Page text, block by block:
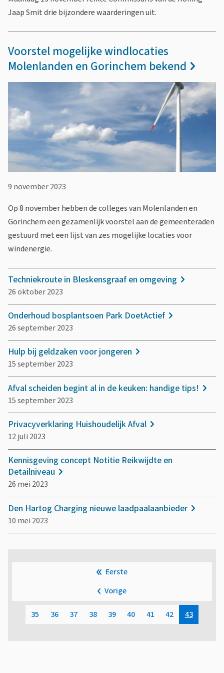
Jaap Smit drie bijzondere waarderingen uit.
Voorstel mogelijke windlocaties
Molenlanden en Gorinchem bekend
9 november 2023
Op 8 november hebben de colleges van Molenlanden en
Gorinchem een gezamenlijk voorstel aan de gemeenteraden
gestuurd met een lijst van zes mogelijke locaties voor
windenergie.
Techniekroute in Bleskensgraaf en omgeving
26 oktober 2023
Onderhoud bosplantsoen Park DoetActief
26 september 2023
Hulp bij geldzaken voor jongeren
15 september 2023
Afval scheiden begint al in de keuken: handige tips!
15 september 2023
Privacyverklaring Huishoudelijk Afval
12 juli 2023
Kennisgeving concept Notitie Reikwijdte en
Detailniveau
26 mei 2023
Den Hartog Charging nieuwe laadpaalaanbieder
10 mei 2023
pagina
Eerste
Vorige
pagina
Vorige
Pagina
35
Pagina
36
Pagina
37
Pagina
38
Pagina
39
Pagina
40
Pagina
41
Pagina
42
Pagina
43